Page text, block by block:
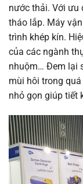
nước thải. Với ưu
tháo lắp. Máy
trình khép kín.
của các ngành
nhuộm… Đem lại
mùi hôi trong
nhỏ gọn giúp tiết